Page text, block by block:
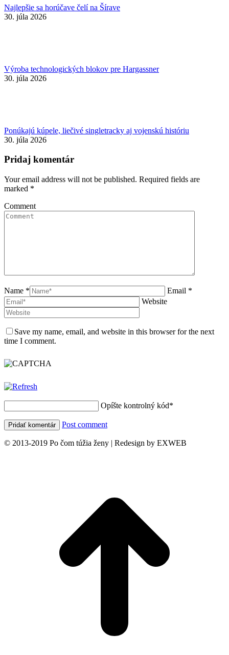
Najlepšie sa horúčave čelí na Šírave
30. júla 2026
Výroba technologických blokov pre Hargassner
30. júla 2026
Ponúkajú kúpele, liečivé singletracky aj vojenskú históriu
30. júla 2026
Pridaj komentár
Your email address will not be published. Required fields are
marked *
Comment
Name *
Email *
Website
Save my name, email, and website in this browser for the next
time I comment.
Opíšte kontrolný kód*
Post comment
© 2013-2019 Po čom túžia ženy | Redesign by EXWEB